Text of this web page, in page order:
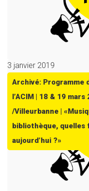
3 janvier 2019
Archivé: Programme
l’ACIM | 18 & 19 mars
/Villeurbanne |
bibliothèque, quelles
aujourd’hui ?»